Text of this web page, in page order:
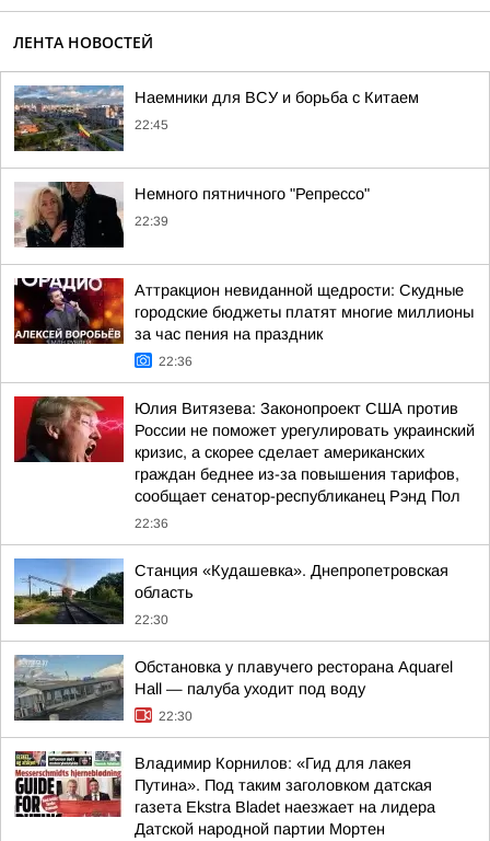
ЛЕНТА НОВОСТЕЙ
Наемники для ВСУ и борьба с Китаем
22:45
Немного пятничного "Репрессо"
22:39
Аттракцион невиданной щедрости: Скудные
городские бюджеты платят многие миллионы
за час пения на праздник
22:36
Юлия Витязева: Законопроект США против
России не поможет урегулировать украинский
кризис, а скорее сделает американских
граждан беднее из-за повышения тарифов,
сообщает сенатор-республиканец Рэнд Пол
22:36
Станция «Кудашевка». Днепропетровская
область
22:30
Обстановка у плавучего ресторана Aquarel
Hall — палуба уходит под воду
22:30
Владимир Корнилов: «Гид для лакея
Путина». Под таким заголовком датская
газета Ekstra Bladet наезжает на лидера
Датской народной партии Мортен